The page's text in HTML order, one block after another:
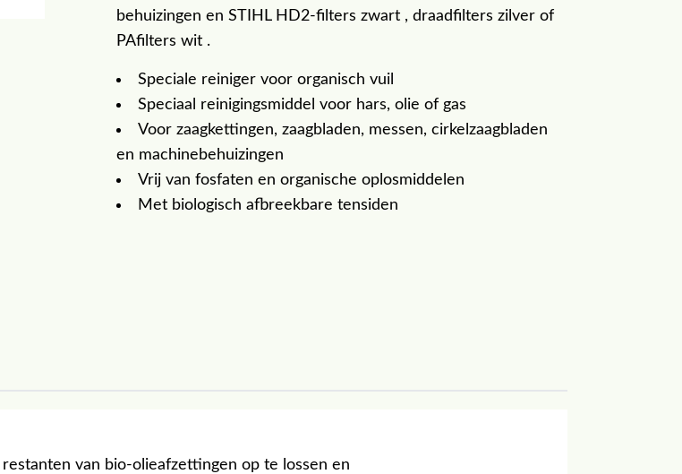
behuizingen en STIHL HD2-filters zwart , draadfilters zilver of
PAfilters wit .
Speciale reiniger voor organisch vuil
Speciaal reinigingsmiddel voor hars, olie of gas
Voor zaagkettingen, zaagbladen, messen, cirkelzaagbladen
en machinebehuizingen
Vrij van fosfaten en organische oplosmiddelen
Met biologisch afbreekbare tensiden
van bio-olieafzettingen op te lossen en